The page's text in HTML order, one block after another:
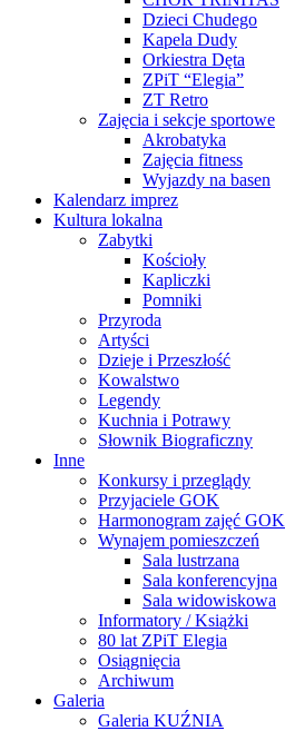
Dzieci Chudego
Kapela Dudy
Orkiestra Dęta
ZPiT “Elegia”
ZT Retro
Zajęcia i sekcje sportowe
Akrobatyka
Zajęcia fitness
Wyjazdy na basen
Kalendarz imprez
Kultura lokalna
Zabytki
Kościoły
Kapliczki
Pomniki
Przyroda
Artyści
Dzieje i Przeszłość
Kowalstwo
Legendy
Kuchnia i Potrawy
Słownik Biograficzny
Inne
Konkursy i przeglądy
Przyjaciele GOK
Harmonogram zajęć GOK
Wynajem pomieszczeń
Sala lustrzana
Sala konferencyjna
Sala widowiskowa
Informatory / Książki
80 lat ZPiT Elegia
Osiągnięcia
Archiwum
Galeria
Galeria KUŹNIA